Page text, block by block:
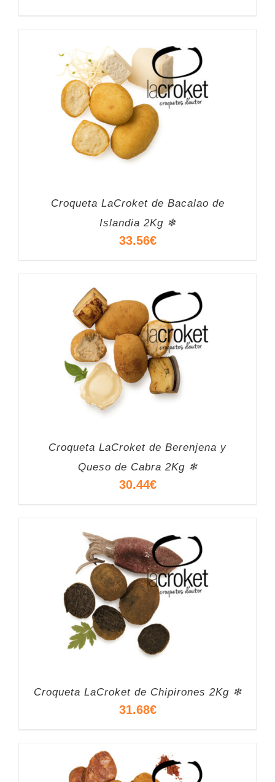
Croqueta LaCroket de Bacalao de
Islandia 2Kg ❄
33.56€
Croqueta LaCroket de Berenjena y
Queso de Cabra 2Kg ❄
30.44€
Croqueta LaCroket de Chipirones 2Kg ❄
31.68€